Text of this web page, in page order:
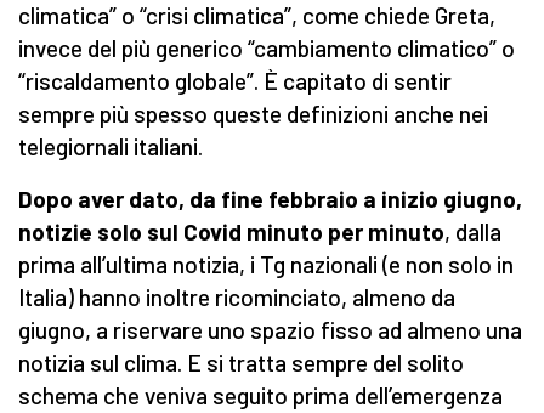
climatica” o “crisi climatica”, come chiede Greta,
invece del più generico “cambiamento climatico” o
“riscaldamento globale”. È capitato di sentir
sempre più spesso queste definizioni anche nei
telegiornali italiani.
Dopo aver dato, da fine febbraio a inizio giugno,
notizie solo sul Covid minuto per minuto, dalla
prima all’ultima notizia, i Tg nazionali (e non solo in
Italia) hanno inoltre ricominciato, almeno da
giugno, a riservare uno spazio fisso ad almeno una
notizia sul clima. E si tratta sempre del solito
schema che veniva seguito prima dell’emergenza